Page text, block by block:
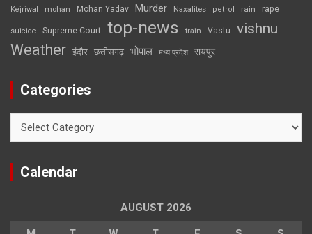
Kejriwal mohan Mohan Yadav Murder Naxalites petrol rain rape
suicide Supreme Court top-news train Vastu vishnu
Weather इंदौर छत्तीसगढ़ भोपाल मध्य प्रदेश रायपुर
Categories
Calendar
AUGUST 2026